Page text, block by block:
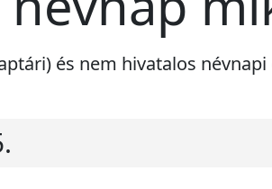
és nem hivatalos